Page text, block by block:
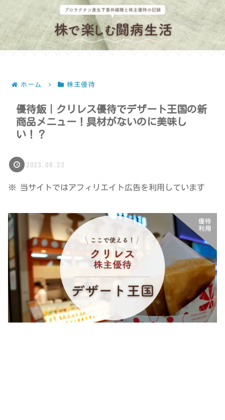
ホーム 株主優待
優待飯｜クリレス優待でデザート王国の新
商品メニュー！具材がないのに美味し
い！？
2023.08.23
※ 当サイトではアフィリエイト広告を利用しています